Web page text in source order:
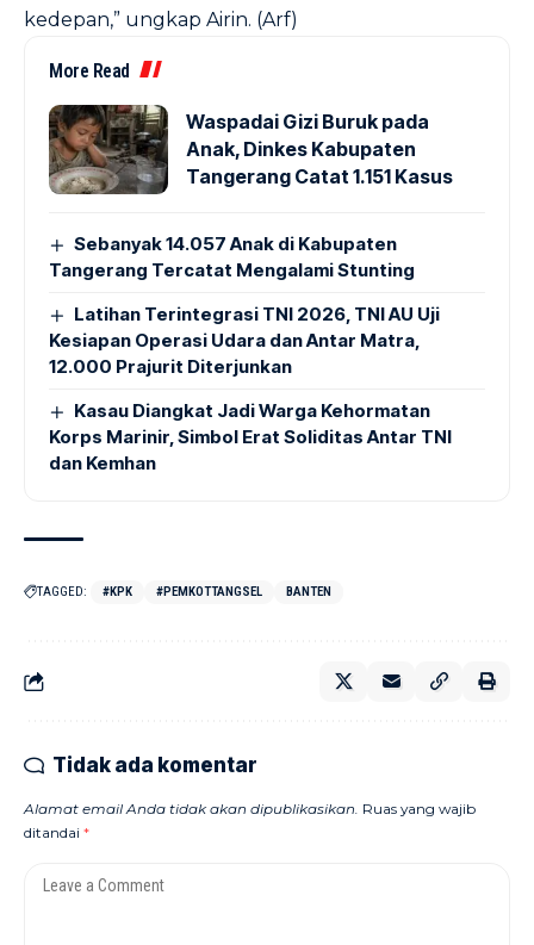
kedepan,” ungkap Airin. (Arf)
More Read
Waspadai Gizi Buruk pada
Anak, Dinkes Kabupaten
Tangerang Catat 1.151 Kasus
Sebanyak 14.057 Anak di Kabupaten
Tangerang Tercatat Mengalami Stunting
Latihan Terintegrasi TNI 2026, TNI AU Uji
Kesiapan Operasi Udara dan Antar Matra,
12.000 Prajurit Diterjunkan
Kasau Diangkat Jadi Warga Kehormatan
Korps Marinir, Simbol Erat Soliditas Antar TNI
dan Kemhan
TAGGED: #KPK #PEMKOTTANGSEL BANTEN
Tidak ada komentar
Alamat email Anda tidak akan dipublikasikan. Ruas yang wajib
ditandai *